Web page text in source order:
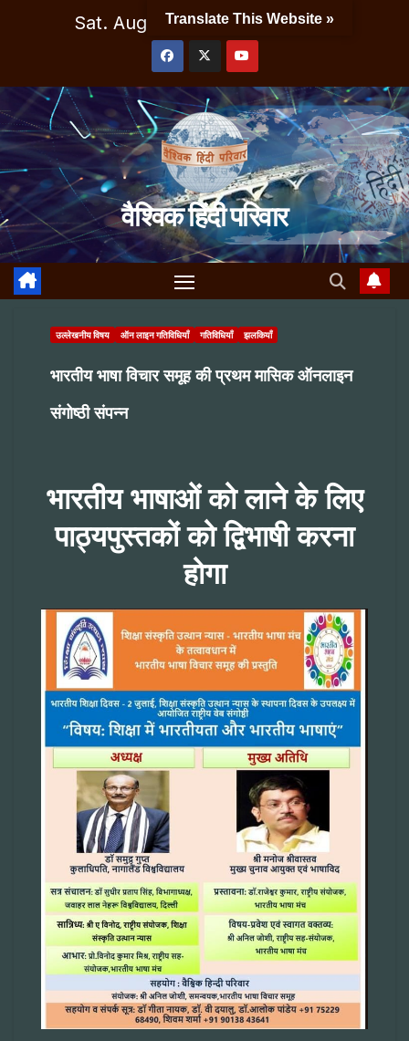
Sat. Aug 8th, 2026 8:10:42 AM
वैश्विक हिंदी परिवार
उल्लेखनीय विषय ऑन लाइन गतिविधियाँ गतिविधियाँ झलकियाँ
भारतीय भाषा विचार समूह की प्रथम मासिक ऑनलाइन
संगोष्ठी संपन्न
भारतीय भाषाओं को लाने के लिए
पाठ्यपुस्तकों को द्विभाषी करना
होगा
Translate This Website »